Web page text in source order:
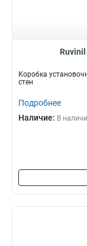
Коробка
стен
Подробнее
Наличие: В